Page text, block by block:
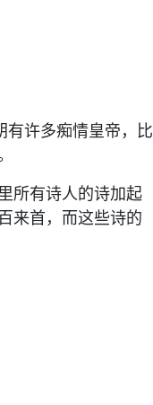
有许多痴情皇帝，比
所有诗人的诗加起
来首，而这些诗的